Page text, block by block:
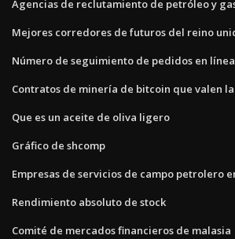
Agencias de reclutamiento de petróleo y
Mejores corredores de futuros del reino
Número de seguimiento de pedidos en
Contratos de minería de bitcoin que valen
Que es un aceite de oliva ligero
Gráfico de shcomp
Empresas de servicios de campo petrolero
Rendimiento absoluto de stock
Comité de mercados financieros de malasia